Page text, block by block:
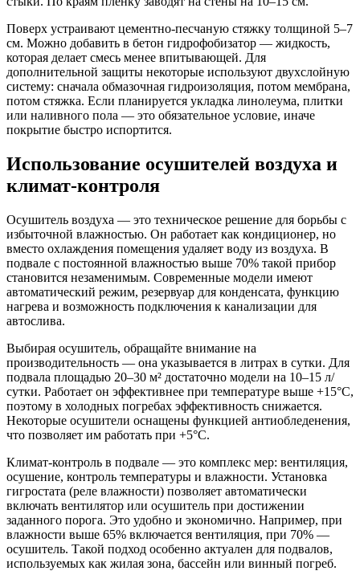
Поверх устраивают цементно-песчаную стяжку толщиной 5–7
см. Можно добавить в бетон гидрофобизатор — жидкость,
которая делает смесь менее впитывающей. Для
дополнительной защиты некоторые используют двухслойную
систему: сначала обмазочная гидроизоляция, потом мембрана,
потом стяжка. Если планируется укладка линолеума, плитки
или наливного пола — это обязательное условие, иначе
покрытие быстро испортится.
Использование осушителей воздуха и
климат-контроля
Осушитель воздуха — это техническое решение для борьбы с
избыточной влажностью. Он работает как кондиционер, но
вместо охлаждения помещения удаляет воду из воздуха. В
подвале с постоянной влажностью выше 70% такой прибор
становится незаменимым. Современные модели имеют
автоматический режим, резервуар для конденсата, функцию
нагрева и возможность подключения к канализации для
автослива.
Выбирая осушитель, обращайте внимание на
производительность — она указывается в литрах в сутки. Для
подвала площадью 20–30 м² достаточно модели на 10–15 л/
сутки. Работает он эффективнее при температуре выше +15°C,
поэтому в холодных погребах эффективность снижается.
Некоторые осушители оснащены функцией антиобледенения,
что позволяет им работать при +5°C.
Климат-контроль в подвале — это комплекс мер: вентиляция,
осушение, контроль температуры и влажности. Установка
гигростата (реле влажности) позволяет автоматически
включать вентилятор или осушитель при достижении
заданного порога. Это удобно и экономично. Например, при
влажности выше 65% включается вентиляция, при 70% —
осушитель. Такой подход особенно актуален для подвалов,
используемых как жилая зона, бассейн или винный погреб.